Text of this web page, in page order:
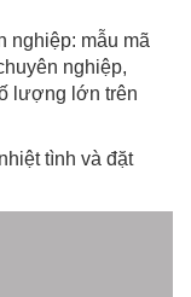
nghiệp: mẫu mã
nghiệp,
lượng lớn trên
tình và đặt